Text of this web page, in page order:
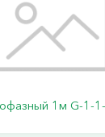
1м G-1-1-